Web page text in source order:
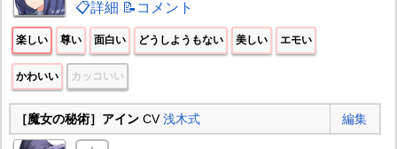
📋詳細 📝コメント
楽しい 尊い 面白い どうしようもない 美しい エモい
かわいい カッコいい
［魔女の秘術］アインCV浅木式 編集